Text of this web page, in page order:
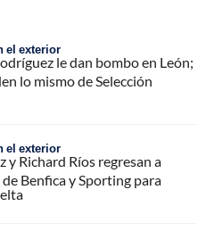
el exterior
le dan bombo en León;
lo mismo de Selección
el exterior
y Richard Ríos regresan a
Benfica y Sporting para